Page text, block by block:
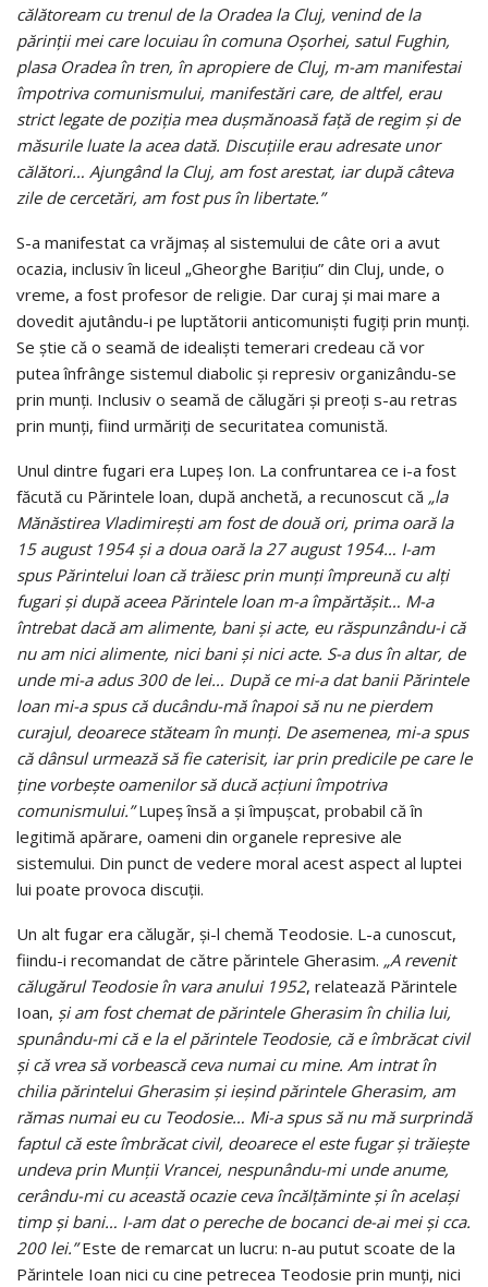
călătoream cu trenul de la Oradea la Cluj, venind de la
părinţii mei care locuiau în comuna Oşorhei, satul Fughin,
plasa Oradea în tren, în apropiere de Cluj, m-am manifestai
împotriva comunismului, manifestări care, de altfel, erau
strict legate de poziţia mea duşmănoasă faţă de regim şi de
măsurile luate la acea dată. Discuţiile erau adresate unor
călători… Ajungând la Cluj, am fost arestat, iar după câteva
zile de cercetări, am fost pus în libertate.”
S-a manifestat ca vrăjmaş al sistemului de câte ori a avut
ocazia, inclusiv în liceul „Gheorghe Bariţiu” din Cluj, unde, o
vreme, a fost profesor de religie. Dar curaj şi mai mare a
dovedit ajutându-i pe luptătorii anticomunişti fugiţi prin munţi.
Se ştie că o seamă de idealişti temerari credeau că vor
putea înfrânge sistemul diabolic şi represiv organizându-se
prin munţi. Inclusiv o seamă de călugări şi preoţi s-au retras
prin munţi, fiind urmăriţi de securitatea comunistă.
Unul dintre fugari era Lupeș Ion. La confruntarea ce i-a fost
făcută cu Părintele loan, după anchetă, a recunoscut că „la
Mănăstirea Vladimireşti am fost de două ori, prima oară la
15 august 1954 şi a doua oară la 27 august 1954… I-am
spus Părintelui loan că trăiesc prin munţi împreună cu alţi
fugari şi după aceea Părintele loan m-a împărtăşit… M-a
întrebat dacă am alimente, bani şi acte, eu răspunzându-i că
nu am nici alimente, nici bani și nici acte. S-a dus în altar, de
unde mi-a adus 300 de lei… După ce mi-a dat banii Părintele
loan mi-a spus că ducându-mă înapoi să nu ne pierdem
curajul, deoarece stăteam în munţi. De asemenea, mi-a spus
că dânsul urmează să fie caterisit, iar prin predicile pe care le
ţine vorbeşte oamenilor să ducă acţiuni împotriva
comunismului.”Lupeș însă a şi împuşcat, probabil că în
legitimă apărare, oameni din organele represive ale
sistemului. Din punct de vedere moral acest aspect al luptei
lui poate provoca discuții.
Un alt fugar era călugăr, şi-l chemă Teodosie. L-a cunoscut,
fiindu-i recomandat de către părintele Gherasim. „A revenit
călugărul Teodosie în vara anului 1952, relatează Părintele
Ioan, şi am fost chemat de părintele Gherasim în chilia lui,
spunându-mi că e la el părintele Teodosie, că e îmbrăcat civil
şi că vrea să vorbească ceva numai cu mine. Am intrat în
chilia părintelui Gherasim şi ieşind părintele Gherasim, am
rămas numai eu cu Teodosie… Mi-a spus să nu mă surprindă
faptul că este îmbrăcat civil, deoarece el este fugar şi trăieşte
undeva prin Munţii Vrancei, nespunându-mi unde anume,
cerându-mi cu această ocazie ceva încălţăminte şi în acelaşi
timp şi bani… I-am dat o pereche de bocanci de-ai mei şi cca.
200 lei.”Este de remarcat un lucru: n-au putut scoate de la
Părintele Ioan nici cu cine petrecea Teodosie prin munţi, nici